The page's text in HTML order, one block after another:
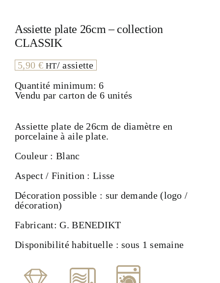
Assiette plate 26cm – collection
CLASSIK
5,90 € HT/ assiette
Quantité minimum: 6
Vendu par carton de 6 unités
Assiette plate de 26cm de diamètre en
porcelaine à aile plate.
Couleur : Blanc
Aspect / Finition : Lisse
Décoration possible : sur demande (logo /
décoration)
Fabricant: G. BENEDIKT
Disponibilité habituelle : sous 1 semaine